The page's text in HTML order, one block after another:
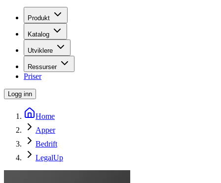
Produkt
Katalog
Utviklere
Ressurser
Priser
Logg inn
Home
Apper
Bedrift
LegalUp